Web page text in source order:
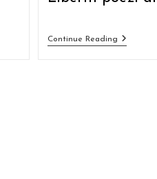
Continue ReadingKurrë
Gri